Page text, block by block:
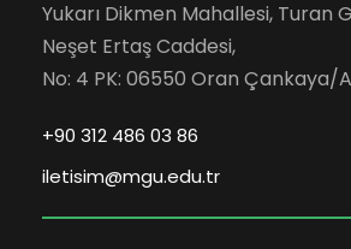
Yukarı Dikmen Mahallesi, Turan
Neşet Ertaş Caddesi,
No: 4 PK: 06550 Oran Çankaya/
+90 312 486 03 86
iletisim@mgu.edu.tr